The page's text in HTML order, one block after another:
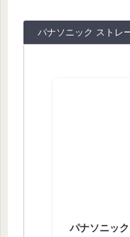
パナソニック ストレ
パナソニッ